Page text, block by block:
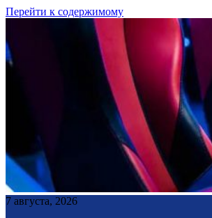
Перейти к содержимому
7 августа, 2026